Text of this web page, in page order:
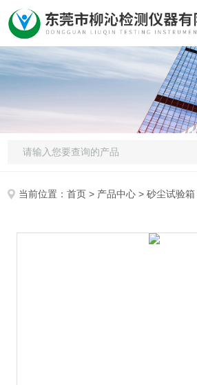
当前位置：首页 > 产品中心 >砂尘试验箱